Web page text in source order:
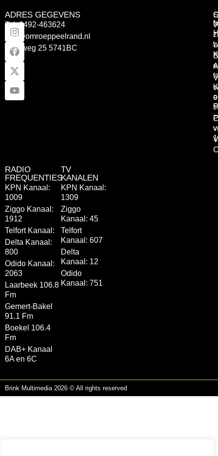
ADRES GEGEVENS
Tel: 0492-463624
info@omroeppeelrand.nl
Otterweg 25 5741BC
RADIO
FREQUENTIES
KPN Kanaal:
1009
Ziggo Kanaal:
1912
Telfort Kanaal:
Delta Kanaal:
800
Odido Kanaal:
2063
Laarbeek 106.8
Fm
Gemert-Bakel
91.1 Fm
Boekel 106.4
Fm
DAB+ Kanaal
6A en 6C
TV
KANALEN
KPN Kanaal:
1309
Ziggo
Kanaal: 45
Telfort
Kanaal: 607
Delta
Kanaal: 12
Odido
Kanaal: 751
Brink Multimedia 2026 © All rights reserved